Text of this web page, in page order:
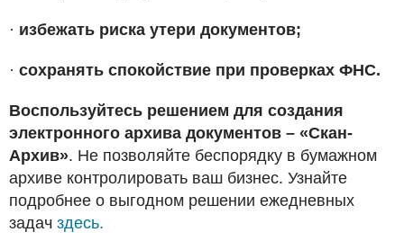
· избежать риска утери документов;
· сохранять спокойствие при проверках ФНС.
Воспользуйтесь решением для создания
электронного архива документов – «Скан-
Архив». Не позволяйте беспорядку в бумажном
архиве контролировать ваш бизнес. Узнайте
подробнее о выгодном решении ежедневных
задач здесь.